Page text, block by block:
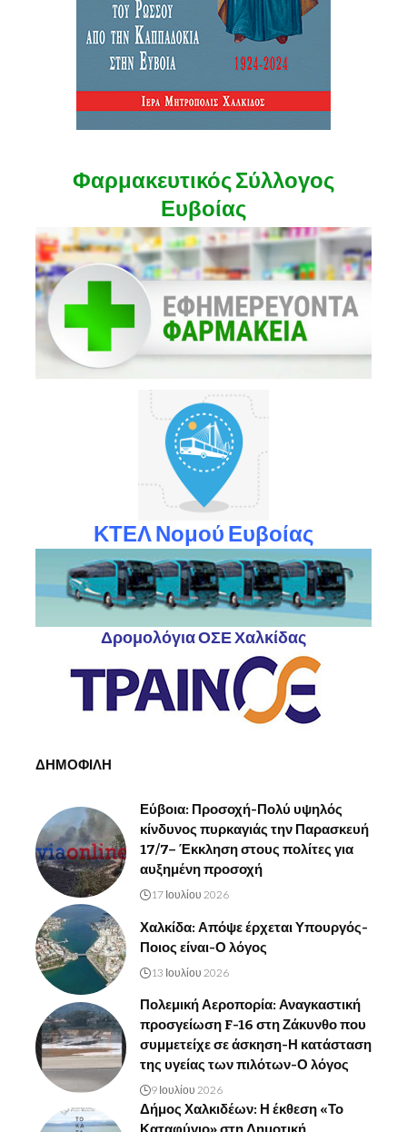
Φαρμακευτικός Σύλλογος
Ευβοίας
ΚΤΕΛ Νομού Ευβοίας
Δρομολόγια ΟΣΕ Χαλκίδας
ΔΗΜΟΦΙΛΗ
Εύβοια: Προσοχή-Πολύ υψηλός
κίνδυνος πυρκαγιάς την Παρασκευή
17/7– Έκκληση στους πολίτες για
αυξημένη προσοχή
17 Ιουλίου 2026
Χαλκίδα: Απόψε έρχεται Υπουργός-
Ποιος είναι-Ο λόγος
13 Ιουλίου 2026
Πολεμική Αεροπορία: Αναγκαστική
προσγείωση F-16 στη Ζάκυνθο που
συμμετείχε σε άσκηση-Η κατάσταση
της υγείας των πιλότων-Ο λόγος
9 Ιουλίου 2026
Δήμος Χαλκιδέων: Η έκθεση «Το